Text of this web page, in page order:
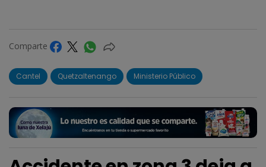
Comparte
Cantel Quetzaltenango Ministerio Público